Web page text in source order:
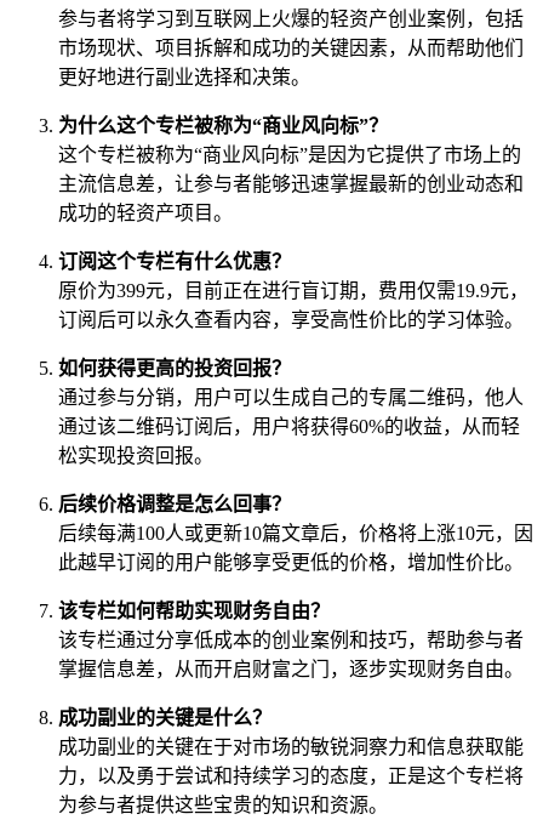
参与者将学习到互联网上火爆的轻资产创业案例，包括
市场现状、项目拆解和成功的关键因素，从而帮助他们
更好地进行副业选择和决策。
为什么这个专栏被称为“商业风向标”？
这个专栏被称为“商业风向标”是因为它提供了市场上的
主流信息差，让参与者能够迅速掌握最新的创业动态和
成功的轻资产项目。
订阅这个专栏有什么优惠？
原价为399元，目前正在进行盲订期，费用仅需19.9元，
订阅后可以永久查看内容，享受高性价比的学习体验。
如何获得更高的投资回报？
通过参与分销，用户可以生成自己的专属二维码，他人
通过该二维码订阅后，用户将获得60%的收益，从而轻
松实现投资回报。
后续价格调整是怎么回事？
后续每满100人或更新10篇文章后，价格将上涨10元，因
此越早订阅的用户能够享受更低的价格，增加性价比。
该专栏如何帮助实现财务自由？
该专栏通过分享低成本的创业案例和技巧，帮助参与者
掌握信息差，从而开启财富之门，逐步实现财务自由。
成功副业的关键是什么？
成功副业的关键在于对市场的敏锐洞察力和信息获取能
力，以及勇于尝试和持续学习的态度，正是这个专栏将
为参与者提供这些宝贵的知识和资源。